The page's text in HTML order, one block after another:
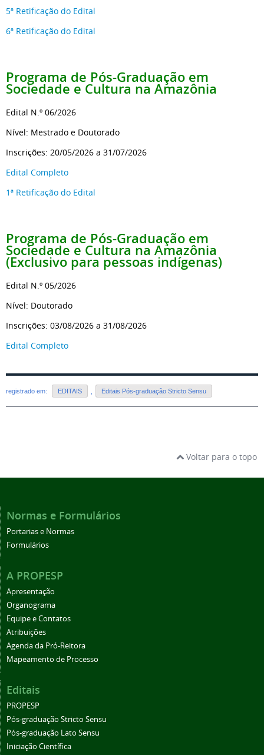
5ª Retificação do Edital
6ª Retificação do Edital
Programa de Pós-Graduação em
Sociedade e Cultura na Amazônia
Edital N.º 06/2026
Nível: Mestrado e Doutorado
Inscrições: 20/05/2026 a 31/07/2026
Edital Completo
1ª Retificação do Edital
Programa de Pós-Graduação em
Sociedade e Cultura na Amazônia
(Exclusivo para pessoas indígenas)
Edital N.º 05/2026
Nível: Doutorado
Inscrições: 03/08/2026 a 31/08/2026
Edital Completo
registrado em: EDITAIS Editais Pós-graduação Stricto Sensu
Voltar para o topo
Normas e Formulários
Portarias e Normas
Formulários
A PROPESP
Apresentação
Organograma
Equipe e Contatos
Atribuições
Agenda da Pró-Reitora
Mapeamento de Processo
Editais
PROPESP
Pós-graduação Stricto Sensu
Pós-graduação Lato Sensu
Iniciação Científica